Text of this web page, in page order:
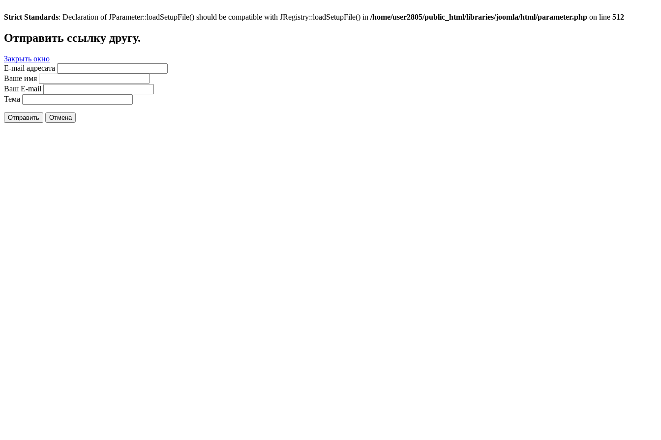
Strict Standards: Declaration of JParameter::loadSetupFile() should be compatible with JRegistry::loadSetupFile() in /home/user2805/public_html/libraries/joomla/html/parameter.php on line 512
Отправить ссылку другу.
Закрыть окно
E-mail адресата
Ваше имя
Ваш E-mail
Тема
Отправить Отмена